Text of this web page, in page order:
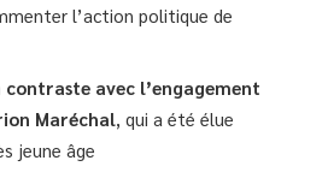
l’action politique de
avec l’engagement
Maréchal , qui a été élue
jeune âge